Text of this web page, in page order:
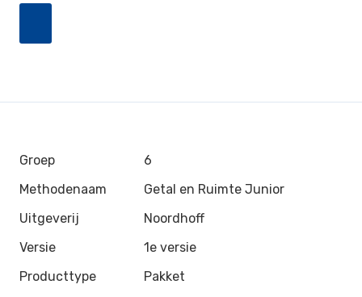
Groep
6
Methodenaam
Getal en Ruimte Junior
Uitgeverij
Noordhoff
Versie
1e versie
Producttype
Pakket